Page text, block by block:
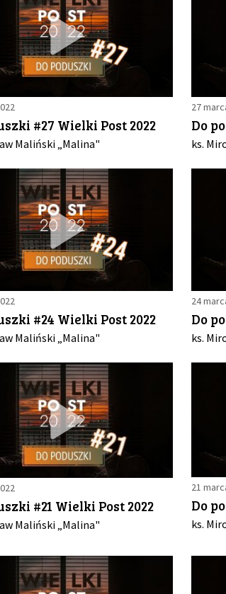
#27 Wielki Post 2022
Maliński „Malina"
27
Do
ks.
#24 Wielki Post 2022
Maliński „Malina"
24
Do
ks.
#21 Wielki Post 2022
Maliński „Malina"
21
Do
ks.